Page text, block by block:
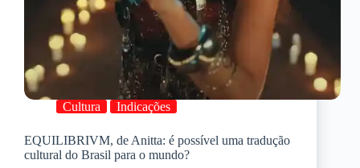
Cultura Indicações
EQUILIBRIVM, de Anitta: é possível uma tradução
cultural do Brasil para o mundo?